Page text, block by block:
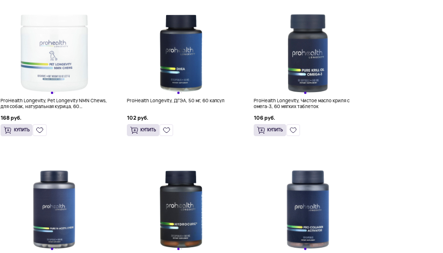
ProHealth Longevity, Pet Longevity NMN Chews,
для собак, натуральная курица, 60
168 руб.
КУПИТЬ
ProHealth Longevity, ДГЭА, 50 мг, 60 капсул
102 руб.
КУПИТЬ
ProHealth Longevity, Чистое масло криля с
омега-3, 60 мягких таблеток
106 руб.
КУПИТЬ